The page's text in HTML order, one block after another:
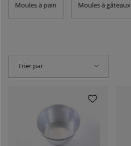
Moules à pain Moules à gâteaux
Trier par